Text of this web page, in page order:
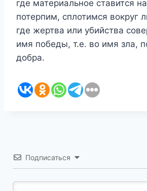
где материальное ставится
потерпим, сплотимся вокруг
где жертва или убийства
имя победы, т.е. во имя зла,
добра.
Подписаться